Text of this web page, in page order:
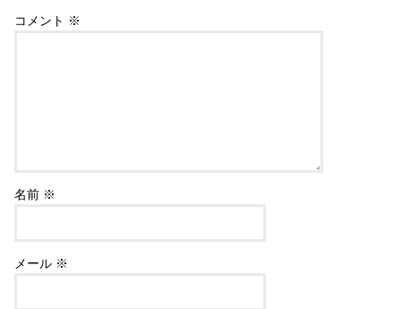
コメント ※
名前 ※
メール ※